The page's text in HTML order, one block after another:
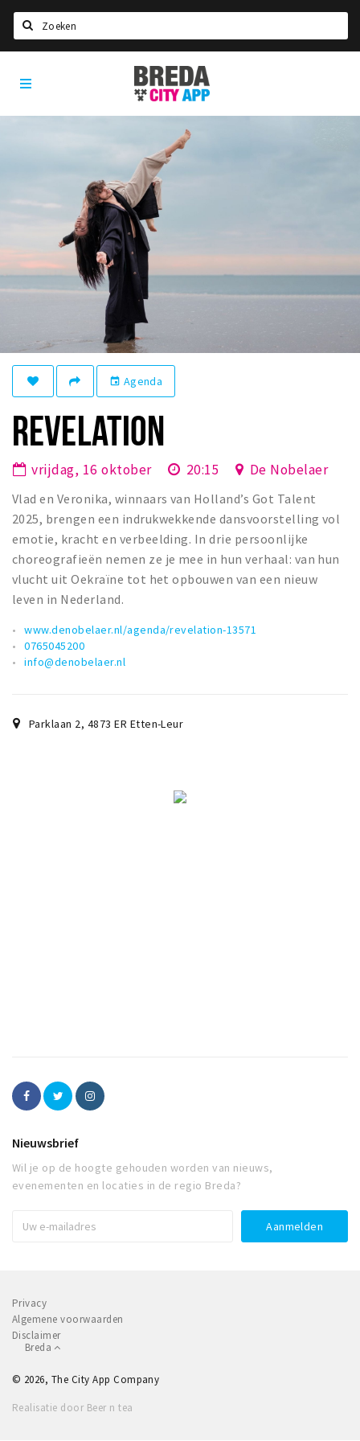
Home
Agenda
Nieuws, interviews & blogs
Drinken
Slapen
Winkels
Winkelgebieden
Bezienswaardigheden
Musea, theaters & podia
Uitjes & activiteiten
Toeristische routes
Natuurgebieden
Baroniepoorten
Sport
Privacy
Breda
City
App
event Agenda
REVELATION
vrijdag, 16 oktober 20:15 De Nobelaer
Vlad en Veronika, winnaars van Holland’s Got Talent
2025, brengen een indrukwekkende dansvoorstelling vol
emotie, kracht en verbeelding. In drie persoonlijke
choreografieën nemen ze je mee in hun verhaal: van hun
vlucht uit Oekraïne tot het opbouwen van een nieuw
leven in Nederland.
www.denobelaer.nl/agenda/revelation-13571
0765045200
info@denobelaer.nl
Parklaan 2, 4873 ER Etten-Leur
Nieuwsbrief
Wil je op de hoogte gehouden worden van nieuws,
evenementen en locaties in de regio Breda?
Privacy
Algemene voorwaarden
Disclaimer
Breda
© 2026, The City App Company
Realisatie door Beer n tea